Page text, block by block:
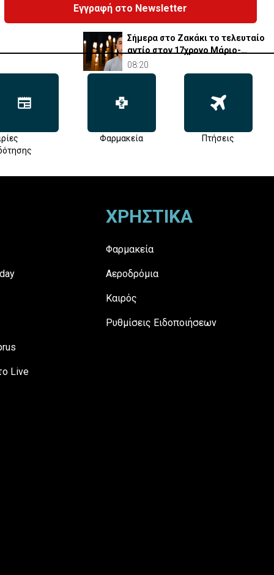
Σήμερα στο Ζακάκι το τελευταίο
αντίο στον 17χρονο Μάριο-
Γαβριήλ
08:20
Εγγραφή στο Newsletter
Φαρμακεία Πτήσεις
Live
ΧΡΗΣΤΙΚΑ
Φαρμακεία
Αεροδρόμια
Καιρός
Ρυθμίσεις Ειδοποιήσεων